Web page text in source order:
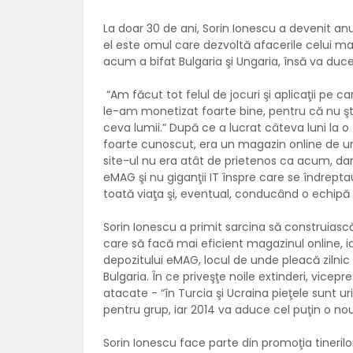
La doar 30 de ani, Sorin Ionescu a devenit
el este omul care dezvoltă afacerile celui
acum a bifat Bulgaria şi Ungaria, însă va
“Am făcut tot felul de jocuri şi aplicaţii pe
le-am monetizat foarte bine, pentru că nu
ceva lumii.” După ce a lucrat câteva luni la o
foarte cunoscut, era un magazin online de
site-ul nu era atât de prietenos ca acum,
eMAG şi nu giganţii IT înspre care se
toată viaţa şi, eventual, conducând o
Sorin Ionescu a primit sarcina să
care să facă mai eficient magazinul online,
depozitului eMAG, locul de unde pleacă
Bulgaria. În ce priveşţe noile extinderi,
atacate - “în Turcia şi Ucraina pieţele sunt
pentru grup, iar 2014 va aduce cel puţin o
Sorin Ionescu face parte din promoţia